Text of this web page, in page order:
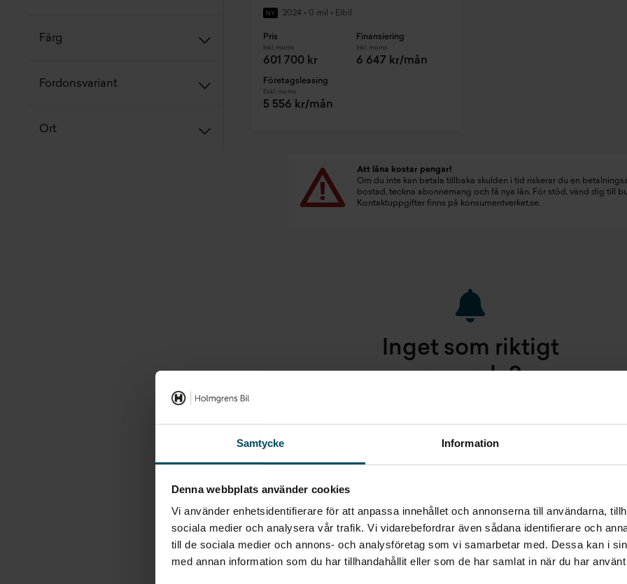
Samtycke Information
Denna webbplats använder cookies
Vi använder enhetsidentifierare för att anpassa innehållet och annonserna till användarna,
sociala medier och analysera vår trafik. Vi vidarebefordrar även sådana identifierare och
till de sociala medier och annons- och analysföretag som vi samarbetar med. Dessa kan i
med annan information som du har tillhandahållit eller som de har samlat in när du har
Färg
Fordonsvariant
Ort
NY 2024 • 0 mil • Elbil
Pris
Inkl. moms
601 700 kr
Finansiering
Inkl. moms
6 647 kr/mån
Företagsleasing
Exkl. moms
5 556 kr/mån
Att låna kostar pengar!
Om du inte kan betala tillbaka skulden i tid riskerar du en
bostad, teckna abonnemang och få nya lån. För stöd, vänd dig till
Kontaktuppgifter finns på konsumentverket.se.
Inget som riktigt
passade?
NISSAN ARIYA
Fyll in din e-postadress så skickar vi ett mail direkt när
vi får in fordon som motsvarar din sökning.